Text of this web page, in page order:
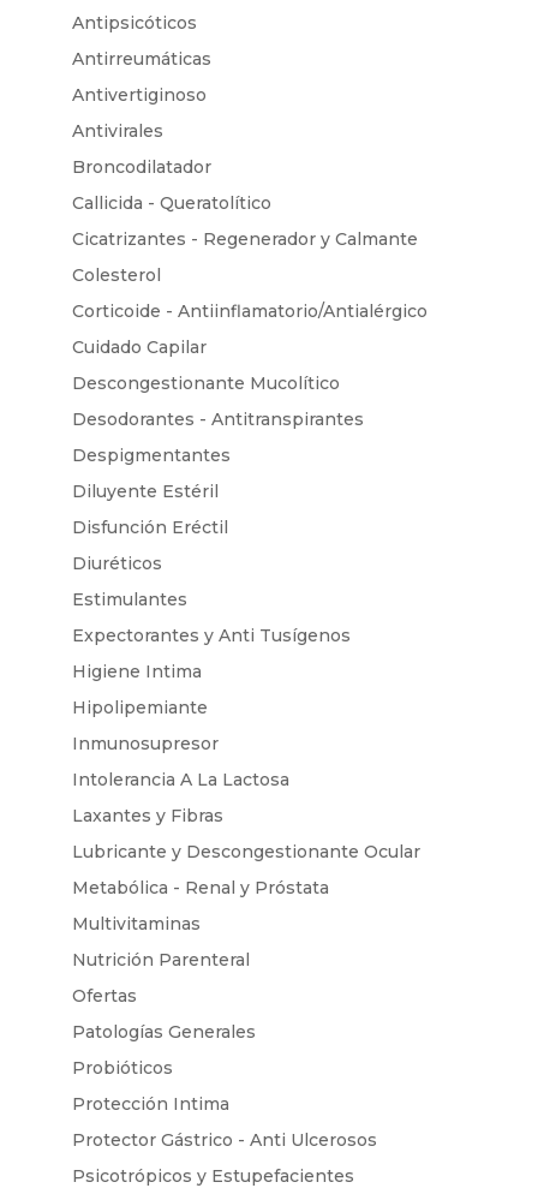
Antipsicóticos
Antirreumáticas
Antivertiginoso
Antivirales
Broncodilatador
Callicida - Queratolítico
Cicatrizantes - Regenerador y Calmante
Colesterol
Corticoide - Antiinflamatorio/Antialérgico
Cuidado Capilar
Descongestionante Mucolítico
Desodorantes - Antitranspirantes
Despigmentantes
Diluyente Estéril
Disfunción Eréctil
Diuréticos
Estimulantes
Expectorantes y Anti Tusígenos
Higiene Intima
Hipolipemiante
Inmunosupresor
Intolerancia A La Lactosa
Laxantes y Fibras
Lubricante y Descongestionante Ocular
Metabólica - Renal y Próstata
Multivitaminas
Nutrición Parenteral
Ofertas
Patologías Generales
Probióticos
Protección Intima
Protector Gástrico - Anti Ulcerosos
Psicotrópicos y Estupefacientes